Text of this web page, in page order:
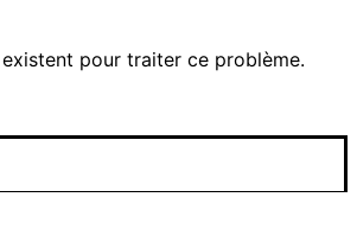
pour traiter ce problème.